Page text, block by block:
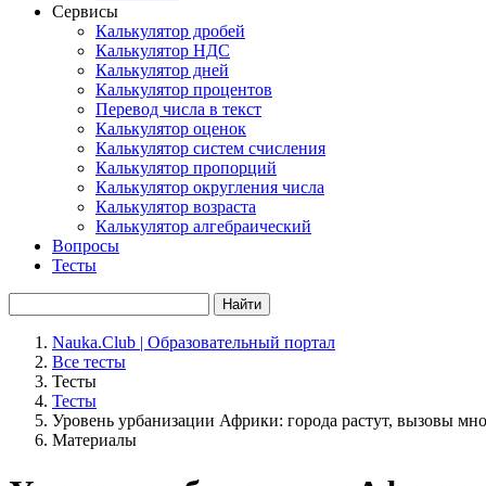
Сервисы
Калькулятор дробей
Калькулятор НДС
Калькулятор дней
Калькулятор процентов
Перевод числа в текст
Калькулятор оценок
Калькулятор систем счисления
Калькулятор пропорций
Калькулятор округления числа
Калькулятор возраста
Калькулятор алгебраический
Вопросы
Тесты
Найти
Nauka.Club | Образовательный портал
Все тесты
Тесты
Тесты
Уровень урбанизации Африки: города растут, вызовы
Материалы